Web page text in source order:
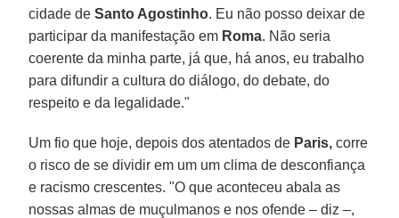
cidade deSanto Agostinho. Eu não posso deixar de
participar da manifestação em Roma. Não seria
coerente da minha parte, já que, há anos, eu trabalho
para difundir a cultura do diálogo, do debate, do
respeito e da legalidade."
Um fio que hoje, depois dos atentados de Paris, corre
o risco de se dividir em um um clima de desconfiança
e racismo crescentes. "O que aconteceu abala as
nossas almas de muçulmanos e nos ofende – diz –,